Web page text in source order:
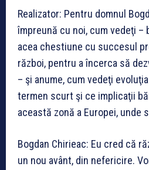
Realizator: Pentru domnul
împreună cu noi, cum vedeţi –
acea chestiune cu succesul
război, pentru a încerca să
– şi anume, cum vedeţi
termen scurt şi ce implicaţii
această zonă a Europei, unde
Bogdan Chirieac: Eu cred că
un nou avânt, din nefericire.